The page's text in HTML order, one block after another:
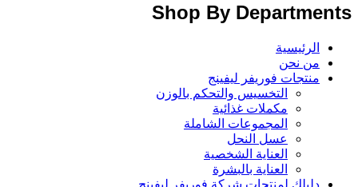
Shop By Departments
الرئيسية
من نحن
منتجات فوريفر ليفينج
التخسيس والتحكم بالوزن
مكملات غذائية
المجموعات الشاملة
عسل النحل
العناية الشخصية
العناية بالبشرة
دليلك لمنتجات شركة فوريفر ليفينج